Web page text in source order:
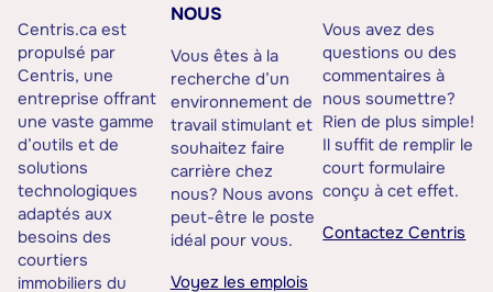
Centris.ca est
propulsé par
Centris, une
entreprise offrant
une vaste gamme
d’outils et de
solutions
technologiques
adaptés aux
besoins des
courtiers
immobiliers du
NOUS
Vous êtes à la
recherche d’un
environnement de
travail stimulant et
souhaitez faire
carrière chez
nous? Nous avons
peut-être le poste
idéal pour vous.
Voyez les emplois
Vous avez des
questions ou des
commentaires à
nous soumettre?
Rien de plus simple!
Il suffit de remplir le
court formulaire
conçu à cet effet.
Contactez Centris